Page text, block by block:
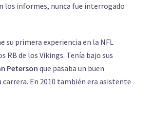
los informes, nunca fue interrogado
su primera experiencia en la NFL
RB de los Vikings. Tenía bajo sus
Petersonque pasaba un buen
carrera. En 2010 también era asistente